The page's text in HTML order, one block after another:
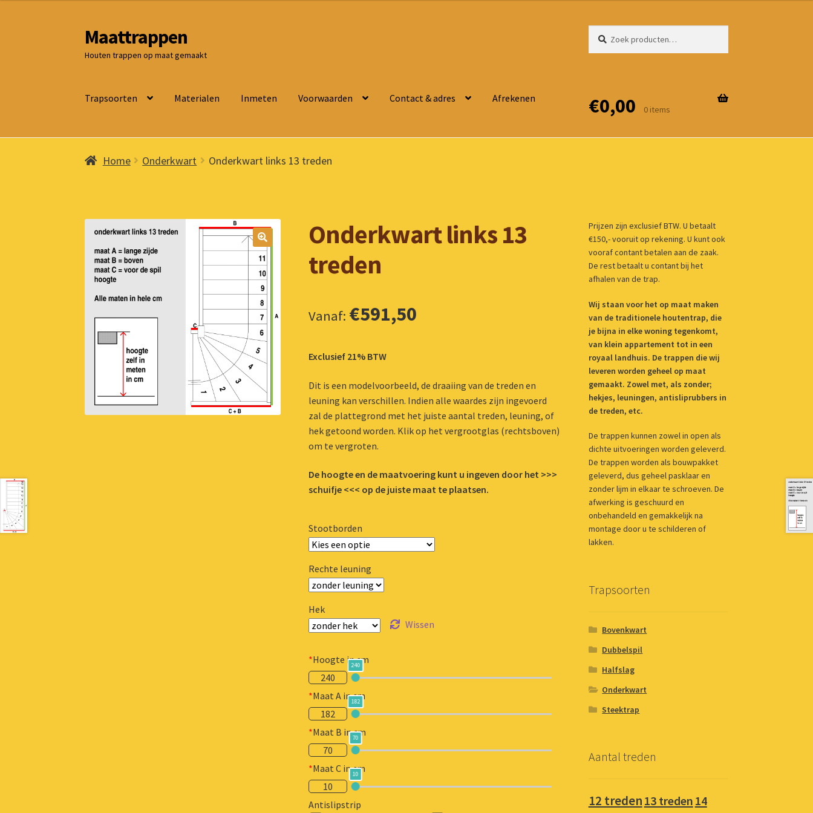
Ga
door
naar
Ga
naar
de
Maattrappen
Houten trappen op maat gemaakt
naar:
Trapsoorten Materialen Inmeten Voorwaarden Contact & adres Afrekenen €0,00 0 items
Home Onderkwart Onderkwart links 13 treden
Onderkwart links 13
treden
Vanaf: €591,50
Exclusief 21% BTW
Dit is een modelvoorbeeld, de draaiing van de treden en
leuning kan verschillen. Indien alle waardes zijn ingevoerd
zal de plattegrond met het juiste aantal treden, leuning, of
hek getoond worden. Klik op het vergrootglas (rechtsboven)
om te vergroten.
De hoogte en de maatvoering kunt u ingeven door het >>>
schuifje <<< op de juiste maat te plaatsen.
Stootborden
Rechte leuning
Hek
Wissen
*Hoogte in cm
240
240
*Maat A in cm
182
182
*Maat B in cm
70
70
*Maat C in cm
10
10
Antislipstrip
Prijzen zijn exclusief BTW. U betaalt
€150,- vooruit op rekening. U kunt ook
vooraf contant betalen aan de zaak.
De rest betaalt u contant bij het
afhalen van de trap.
Wij staan voor het op maat maken
van de traditionele houtentrap, die
je bijna in elke woning tegenkomt,
van klein appartement tot in een
royaal landhuis. De trappen die wij
leveren worden geheel op maat
gemaakt. Zowel met, als zonder;
hekjes, leuningen, antisliprubbers in
de treden, etc.
De trappen kunnen zowel in open als
dichte uitvoeringen worden geleverd.
De trappen worden als bouwpakket
geleverd, dus geheel pasklaar en
zonder lijm in elkaar te schroeven. De
afwerking is geschuurd en
onbehandeld en gemakkelijk na
montage door u te schilderen of
lakken.
Trapsoorten
Bovenkwart
Dubbelspil
Halfslag
Onderkwart
Steektrap
Aantal treden
12 treden13 treden14